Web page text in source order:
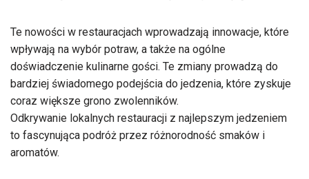
Te nowości w restauracjach wprowadzają innowacje, które
wpływają na wybór potraw, a także na ogólne
doświadczenie kulinarne gości. Te zmiany prowadzą do
bardziej świadomego podejścia do jedzenia, które zyskuje
coraz większe grono zwolenników.
Odkrywanie lokalnych restauracji z najlepszym jedzeniem
to fascynująca podróż przez różnorodność smaków i
aromatów.